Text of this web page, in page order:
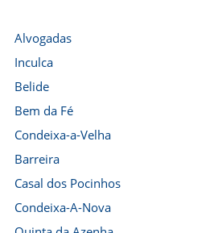
Alvogadas
Inculca
Belide
Bem da Fé
Condeixa-a-Velha
Barreira
Casal dos Pocinhos
Condeixa-A-Nova